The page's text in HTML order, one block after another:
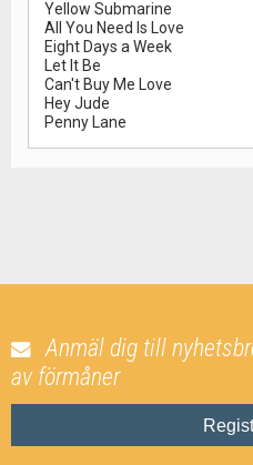
Yellow Submarine
All You Need Is Love
Eight Days a Week
Let It Be
Can't Buy Me Love
Hey Jude
Penny Lane
Anmäl dig till
av förmåner